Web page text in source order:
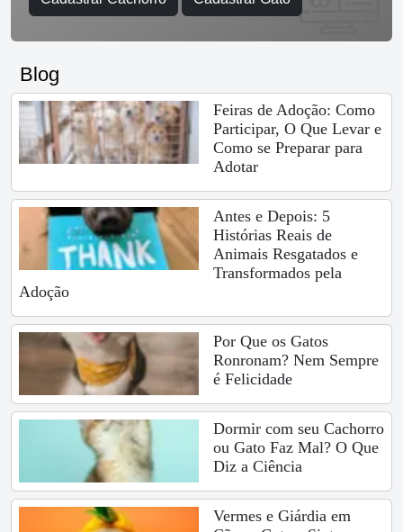
Blog
Feiras de Adoção: Como
Participar, O Que Levar e
Como se Preparar para
Adotar
Antes e Depois: 5
Histórias Reais de
Animais Resgatados e
Transformados pela
Adoção
Por Que os Gatos
Ronronam? Nem Sempre
é Felicidade
Dormir com seu Cachorro
ou Gato Faz Mal? O Que
Diz a Ciência
Vermes e Giárdia em